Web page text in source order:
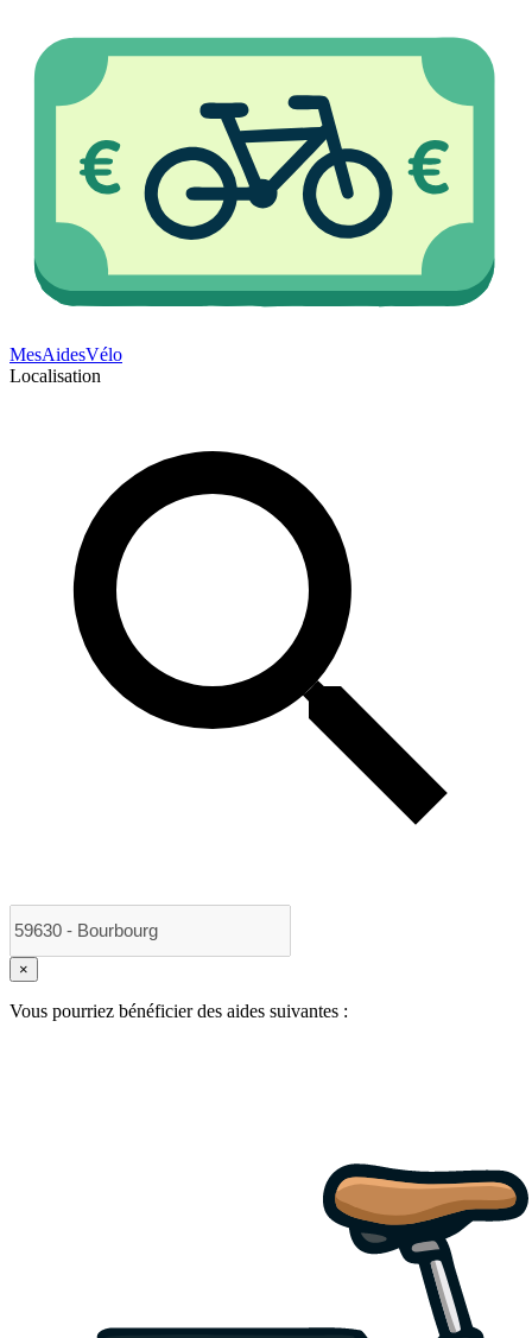
MesAidesVélo
Localisation
×
Vous pourriez bénéficier des aides suivantes :